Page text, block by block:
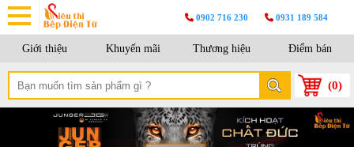
0902 716 230 0931 189 584
Giới thiệu Khuyến mãi Thương hiệu Điểm bán
(0)